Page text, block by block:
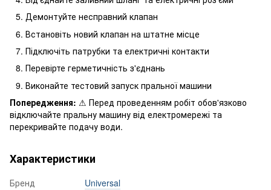
Демонтуйте несправний клапан
Встановіть новий клапан на штатне місце
Підключіть патрубки та електричні контакти
Перевірте герметичність з'єднань
Виконайте тестовий запуск пральної машини
Попередження: ⚠ Перед проведенням робіт обов'язково
відключайте пральну машину від електромережі та
перекривайте подачу води.
Характеристики
Бренд
Universal